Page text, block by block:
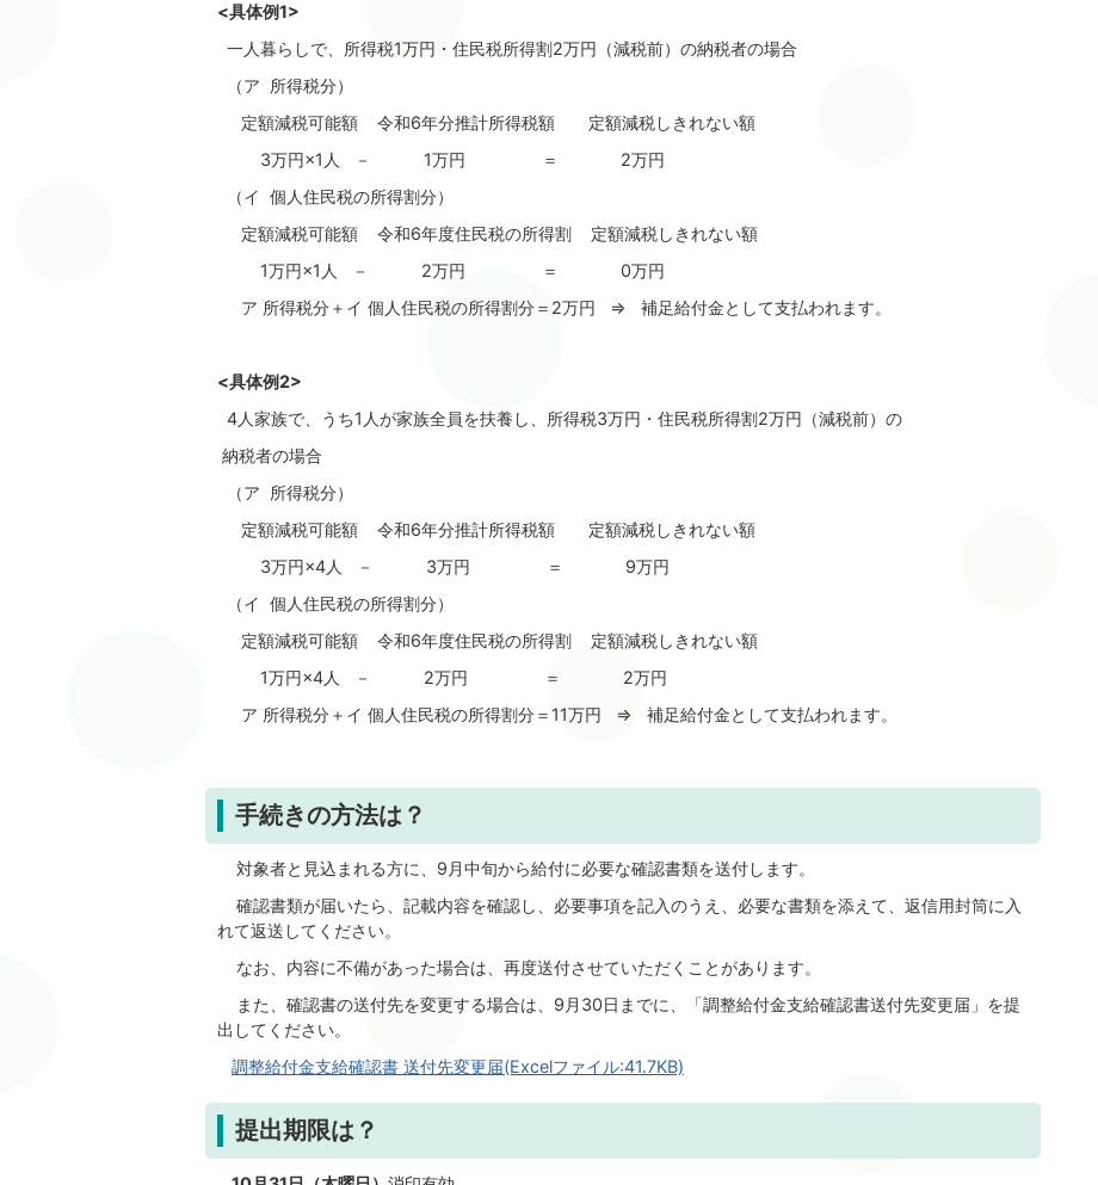
<具体例1>
一人暮らしで、所得税1万円・住民税所得割2万円（減税前）の納税者の場合
（ア 所得税分）
定額減税可能額 令和6年分推計所得税額 定額減税しきれない額
3万円×1人 － 1万円 ＝ 2万円
（イ 個人住民税の所得割分）
定額減税可能額 令和6年度住民税の所得割 定額減税しきれない額
1万円×1人 － 2万円 ＝ 0万円
ア 所得税分＋イ 個人住民税の所得割分＝2万円 ⇒ 補足給付金として支払われます。
<具体例2>
4人家族で、うち1人が家族全員を扶養し、所得税3万円・住民税所得割2万円（減税前）の
納税者の場合
（ア 所得税分）
定額減税可能額 令和6年分推計所得税額 定額減税しきれない額
3万円×4人 － 3万円 ＝ 9万円
（イ 個人住民税の所得割分）
定額減税可能額 令和6年度住民税の所得割 定額減税しきれない額
1万円×4人 － 2万円 ＝ 2万円
ア 所得税分＋イ 個人住民税の所得割分＝11万円 ⇒ 補足給付金として支払われます。
手続きの方法は？
対象者と見込まれる方に、9月中旬から給付に必要な確認書類を送付します。
確認書類が届いたら、記載内容を確認し、必要事項を記入のうえ、必要な書類を添えて、返信用封筒に入
れて返送してください。
なお、内容に不備があった場合は、再度送付させていただくことがあります。
また、確認書の送付先を変更する場合は、9月30日までに、「調整給付金支給確認書送付先変更届」を提
出してください。
調整給付金支給確認書 送付先変更届(Excelファイル:41.7KB)
提出期限は？